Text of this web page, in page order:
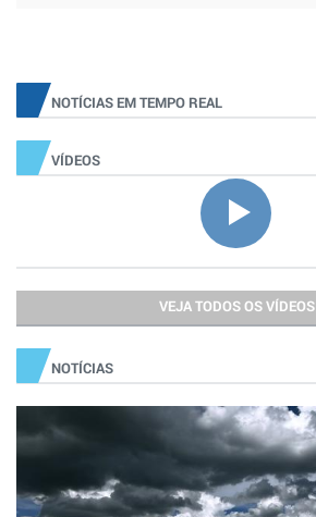
NOTÍCIAS EM TEMPO REAL
VÍDEOS
VEJA TODOS OS VÍDEOS
NOTÍCIAS